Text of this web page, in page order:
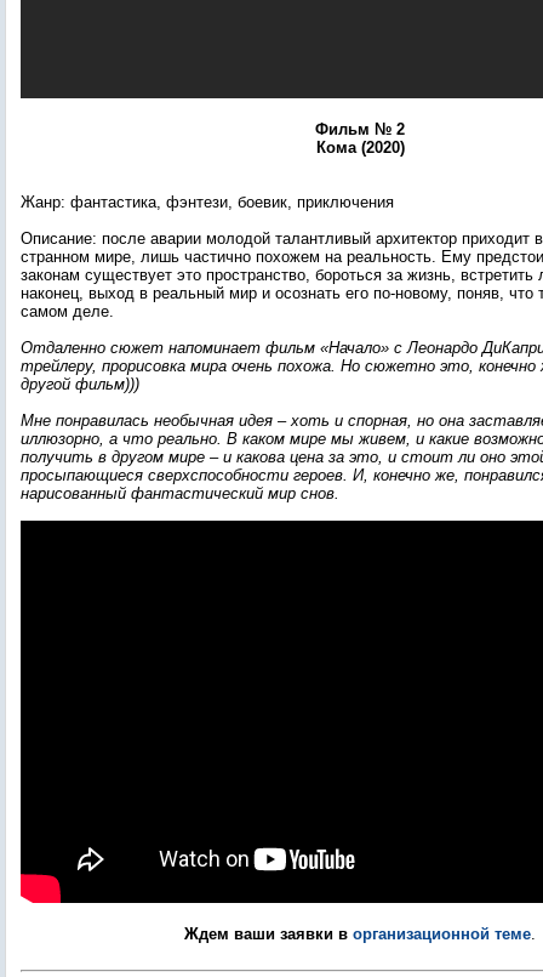
Фильм № 2
Кома (2020)
Жанр: фантастика, фэнтези, боевик, приключения
Описание: после аварии молодой талантливый архитектор приходит
странном мире, лишь частично похожем на реальность. Ему
законам существует это пространство, бороться за жизнь,
наконец, выход в реальный мир и осознать его по-новому, поняв,
самом деле.
Отдаленно сюжет напоминает фильм «Начало» с Леонардо
трейлеру, прорисовка мира очень похожа. Но сюжетно это,
другой фильм)))
Мне понравилась необычная идея – хоть и спорная, но она
иллюзорно, а что реально. В каком мире мы живем, и какие
получить в другом мире – и какова цена за это, и стоит ли оно
просыпающиеся сверхспособности героев. И, конечно же,
нарисованный фантастический мир снов.
Ждем ваши заявки в организационной теме.